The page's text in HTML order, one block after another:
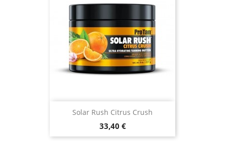
Solar Rush Citrus Crush
Prix
33,40 €